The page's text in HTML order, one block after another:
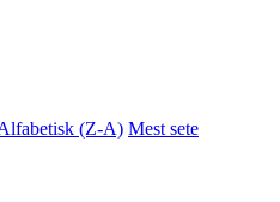
(Z-A) Mest sete